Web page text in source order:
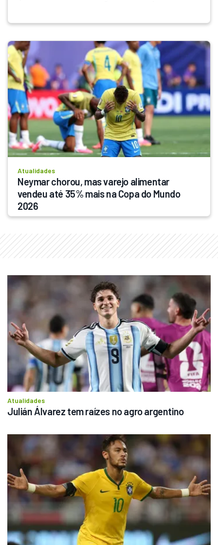
Atualidades
Neymar chorou, mas varejo alimentar
vendeu até 35% mais na Copa do Mundo
2026
Atualidades
Julián Álvarez tem raízes no agro argentino